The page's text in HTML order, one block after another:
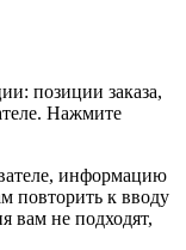
позиции заказа,
Нажмите
информацию
повторить к вводу
вам не подходят,